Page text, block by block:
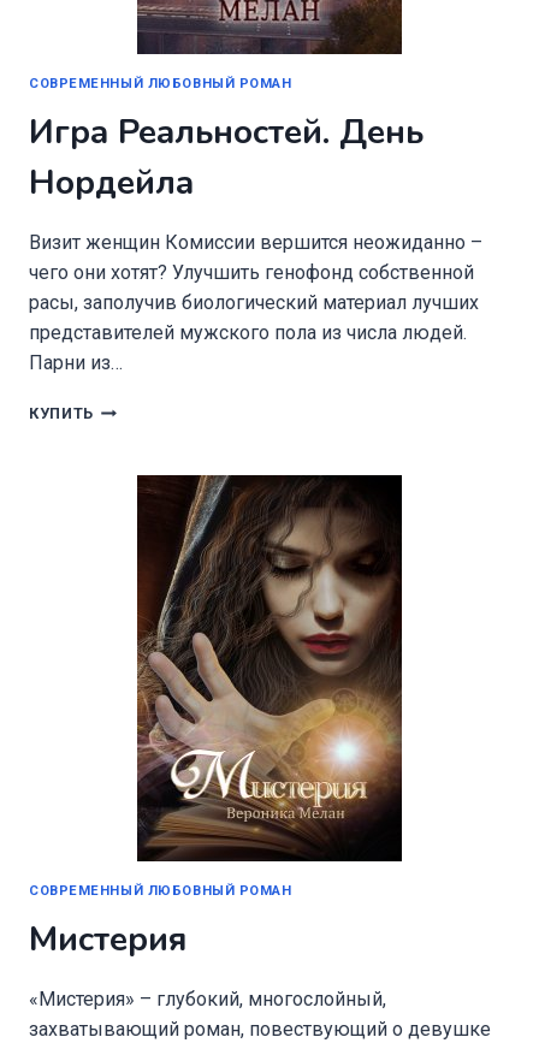
СОВРЕМЕННЫЙ ЛЮБОВНЫЙ РОМАН
Игра Реальностей. День
Нордейла
Визит женщин Комиссии вершится неожиданно –
чего они хотят? Улучшить генофонд собственной
расы, заполучив биологический материал лучших
представителей мужского пола из числа людей.
Парни из…
КУПИТЬ ИГРА
НОРДЕЙЛА
СОВРЕМЕННЫЙ ЛЮБОВНЫЙ РОМАН
Мистерия
«Мистерия» – глубокий, многослойный,
захватывающий роман, повествующий о девушке